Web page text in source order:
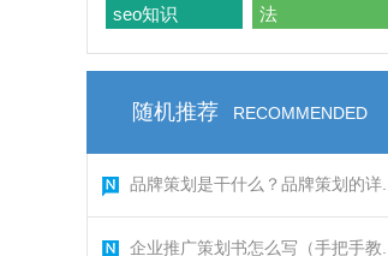
seo知识
法
随机推荐 RECOMMENDED
品牌策划是干什么？品牌策划的详...
企业推广策划书怎么写（手把手教...